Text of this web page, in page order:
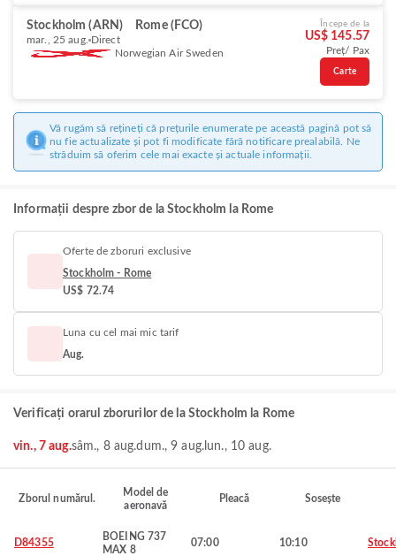
Stockholm (ARN) Rome (FCO)
mar., 25 aug. Direct
Norwegian Air Sweden
Începe de la
US$ 145.57
Preț/ Pax
Carte
Vă rugăm să rețineți că prețurile enumerate pe această pagină pot să
nu fie actualizate și pot fi modificate fără notificare prealabilă. Ne
străduim să oferim cele mai exacte și actuale informații.
Informații despre zbor de la Stockholm la Rome
Oferte de zboruri exclusive
Stockholm - Rome
US$ 72.74
Luna cu cel mai mic tarif
Aug.
Verificați orarul zborurilor de la Stockholm la Rome
vin., 7 aug.sâm., 8 aug.dum., 9 aug. lun., 10 aug.
Zborul numărul.
Model de
aeronavă
Pleacă Sosește
D84355
BOEING 737
MAX 8
07:00 10:10